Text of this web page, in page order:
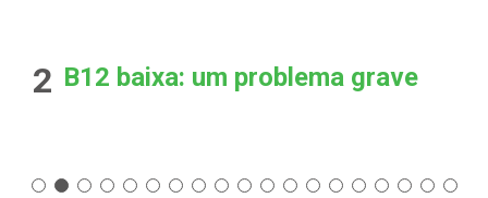
2 B12 baixa: um problema grave